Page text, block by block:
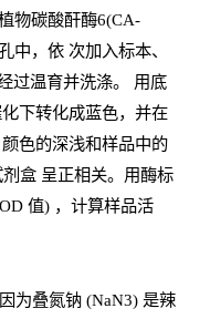
物碳酸酐酶6(CA-
中，依 次加入标本、
过温育并洗涤。
用底
下转化成蓝色，并在
色的深浅和样品中的
盒呈正相关。用酶标
值) ，计算样品活
为叠氮钠 (NaN3) 是辣